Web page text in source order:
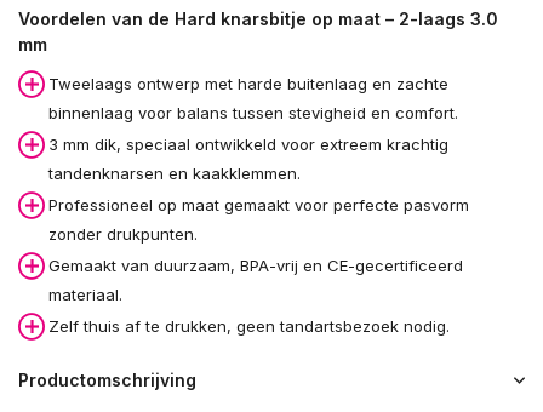
Voordelen van de Hard knarsbitje op maat – 2-laags 3.0
mm
Tweelaags ontwerp met harde buitenlaag en zachte
binnenlaag voor balans tussen stevigheid en comfort.
3 mm dik, speciaal ontwikkeld voor extreem krachtig
tandenknarsen en kaakklemmen.
Professioneel op maat gemaakt voor perfecte pasvorm
zonder drukpunten.
Gemaakt van duurzaam, BPA-vrij en CE-gecertificeerd
materiaal.
Zelf thuis af te drukken, geen tandartsbezoek nodig.
Productomschrijving